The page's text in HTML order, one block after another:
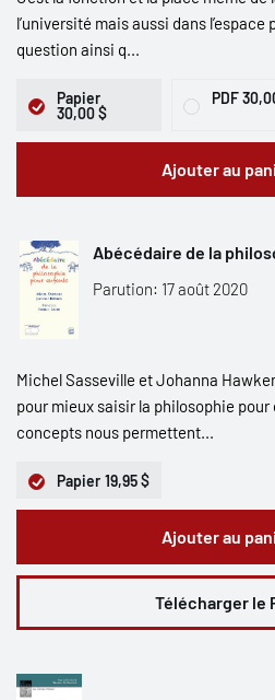
l’université mais aussi dans
question ainsi q...
Papier
30,00 $
PDF
Ajouter au
Abécédaire de la
Parution: 17 août 2020
Michel Sasseville et Johanna
pour mieux saisir la philosophie
concepts nous permettent...
Papier 19,95 $
Ajouter au
Télécharger le